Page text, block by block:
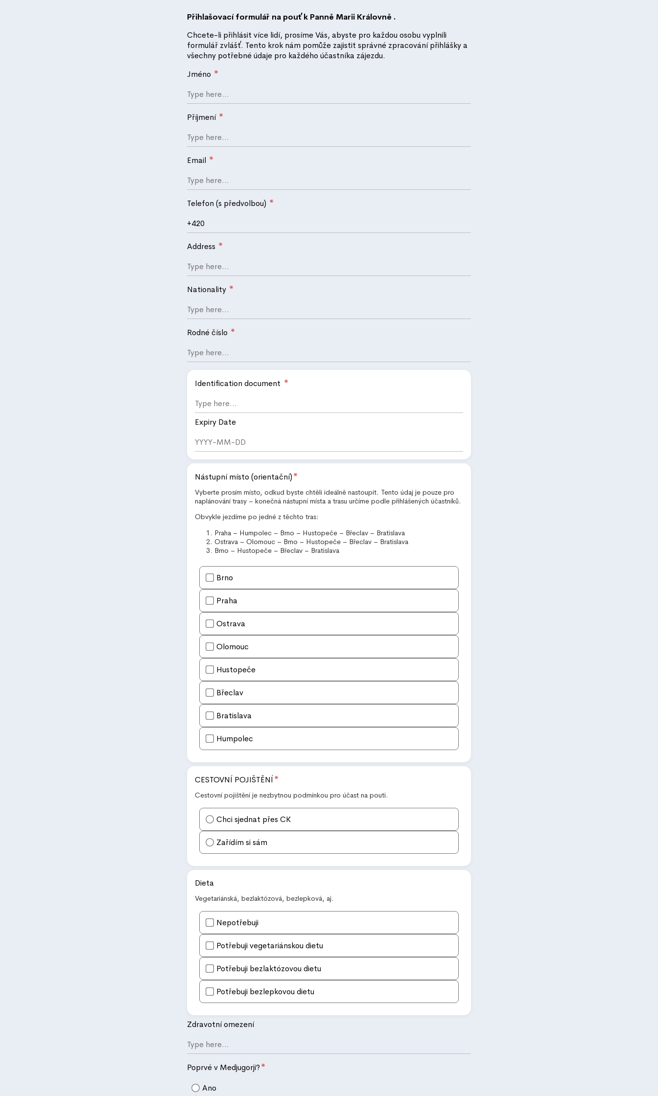
Přihlašovací formulář na pouť k Panně Marii Královně .
Chcete-li přihlásit více lidí, prosíme Vás, abyste pro každou osobu vyplnili
formulář zvlášť. Tento krok nám pomůže zajistit správné zpracování přihlášky a
všechny potřebné údaje pro každého účastníka zájezdu.
Jméno *
Příjmení *
Email *
Telefon (s předvolbou) *
Address *
Nationality *
Rodné číslo *
Identification document *
Expiry Date
Nástupní místo (orientační)*
Vyberte prosím místo, odkud byste chtěli ideálně nastoupit. Tento údaj je pouze pro
naplánování trasy – konečná nástupní místa a trasu určíme podle přihlášených účastníků.
Obvykle jezdíme po jedné z těchto tras:
Praha – Humpolec – Brno – Hustopeče – Břeclav – Bratislava
Ostrava – Olomouc – Brno – Hustopeče – Břeclav – Bratislava
Brno – Hustopeče – Břeclav – Bratislava
Brno
Praha
Ostrava
Olomouc
Hustopeče
Břeclav
Bratislava
Humpolec
CESTOVNÍ POJIŠTĚNÍ *
Cestovní pojištění je nezbytnou podmínkou pro účast na pouti.
Chci sjednat přes CK
Zařídím si sám
Dieta
Vegetariánská, bezlaktózová, bezlepková, aj.
Nepotřebuji
Potřebuji vegetariánskou dietu
Potřebuji bezlaktózovou dietu
Potřebuji bezlepkovou dietu
Zdravotní omezení
Poprvé v Medjugorji?*
Ano